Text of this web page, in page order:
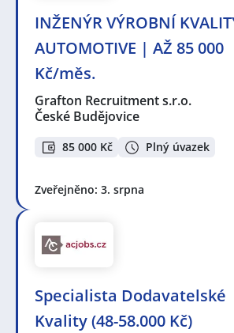
INŽENÝR VÝROBNÍ
AUTOMOTIVE | AŽ 85 000
Kč/měs.
Grafton Recruitment s.r.o.
České Budějovice
85 000 Kč Plný úvazek
Zveřejněno: 3. srpna
Specialista Dodavatelské
Kvality (48-58.000 Kč)